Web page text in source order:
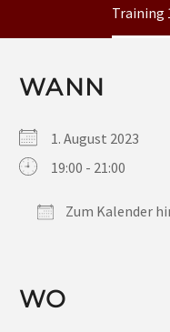
Training
WANN
1. August 2023
19:00 - 21:00
Zum Kalender
WO